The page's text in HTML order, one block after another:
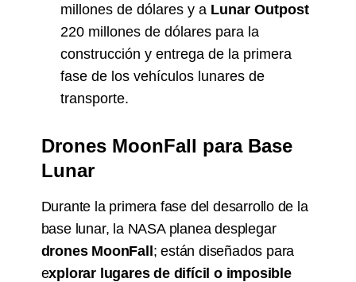
millones de dólares y a Lunar Outpost
220 millones de dólares para la
construcción y entrega de la primera
fase de los vehículos lunares de
transporte.
Drones MoonFall para Base
Lunar
Durante la primera fase del desarrollo de la
base lunar, la NASA planea desplegar
drones MoonFall; están diseñados para
explorar lugares de difícil o imposible